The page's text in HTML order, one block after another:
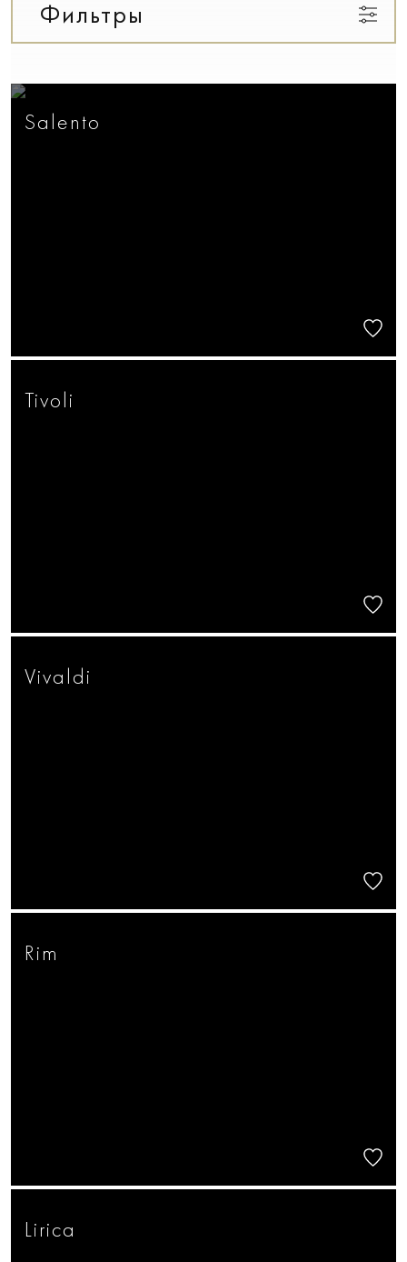
Фильтры
Salento
Tivoli
Vivaldi
Rim
Lirica